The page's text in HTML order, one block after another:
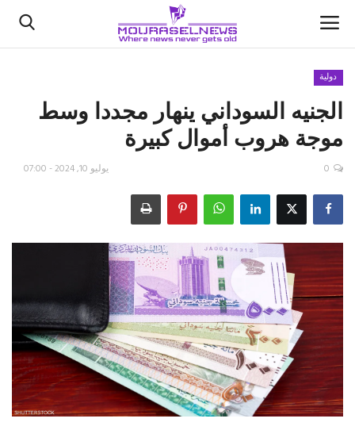
الأخبار
كتّابنا
اقتصاد
علوم وتكنولوجيا
رياضة
فيديو
حياة
دولية
الجنيه السوداني ينهار مجددا وسط
موجة هروب أموال كبيرة
يوليو 10, 2024 - 07:00 0